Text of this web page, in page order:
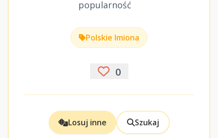
popularność
Polskie Imiona
0
Losuj inne Szukaj